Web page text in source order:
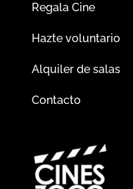
Regala Cine
Hazte voluntario
Alquiler de salas
Contacto